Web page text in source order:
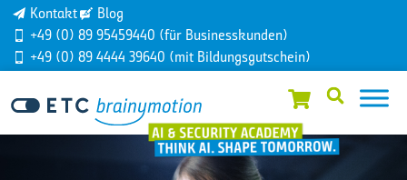
Kontakt
Blog
+49 (0) 89 95459440 (für Businesskunden)
+49 (0) 89 4444 39640 (mit Bildungsgutschein)